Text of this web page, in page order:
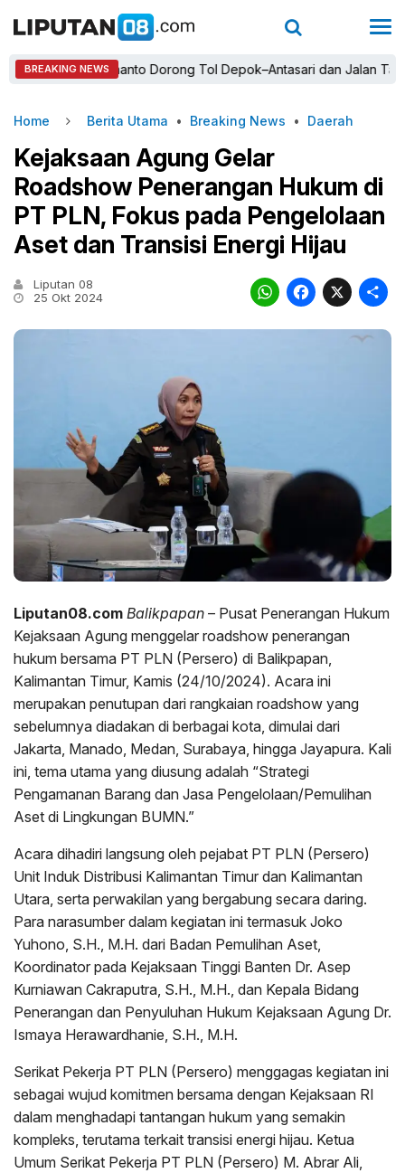
BREAKING NEWS
Susmanto Dorong Tol Depok–Antasari dan Jalan Tambang
Home Berita Utama • Breaking News • Daerah
Kejaksaan Agung Gelar
Roadshow Penerangan Hukum di
PT PLN, Fokus pada Pengelolaan
Aset dan Transisi Energi Hijau
Liputan 08
25 Okt 2024
X
Liputan08.com Balikpapan – Pusat Penerangan Hukum
Kejaksaan Agung menggelar roadshow penerangan
hukum bersama PT PLN (Persero) di Balikpapan,
Kalimantan Timur, Kamis (24/10/2024). Acara ini
merupakan penutupan dari rangkaian roadshow yang
sebelumnya diadakan di berbagai kota, dimulai dari
Jakarta, Manado, Medan, Surabaya, hingga Jayapura. Kali
ini, tema utama yang diusung adalah “Strategi
Pengamanan Barang dan Jasa Pengelolaan/Pemulihan
Aset di Lingkungan BUMN.”
Acara dihadiri langsung oleh pejabat PT PLN (Persero)
Unit Induk Distribusi Kalimantan Timur dan Kalimantan
Utara, serta perwakilan yang bergabung secara daring.
Para narasumber dalam kegiatan ini termasuk Joko
Yuhono, S.H., M.H. dari Badan Pemulihan Aset,
Koordinator pada Kejaksaan Tinggi Banten Dr. Asep
Kurniawan Cakraputra, S.H., M.H., dan Kepala Bidang
Penerangan dan Penyuluhan Hukum Kejaksaan Agung Dr.
Ismaya Herawardhanie, S.H., M.H.
Serikat Pekerja PT PLN (Persero) menggagas kegiatan ini
sebagai wujud komitmen bersama dengan Kejaksaan RI
dalam menghadapi tantangan hukum yang semakin
kompleks, terutama terkait transisi energi hijau. Ketua
Umum Serikat Pekerja PT PLN (Persero) M. Abrar Ali,